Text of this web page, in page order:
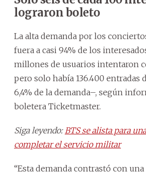
lograron boleto
La alta demanda por los
fuera a casi 94% de los
millones de usuarios intentaron
pero solo había 136.400
6,4% de la demanda–, según
boletera Ticketmaster.
Siga leyendo: BTS se alista para
completar el servicio militar
“Esta demanda contrastó con